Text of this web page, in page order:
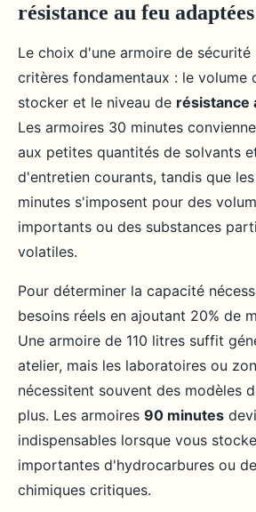
résistance au feu
Le choix d'une armoire de sécurité
critères fondamentaux : le volume
stocker et le niveau de résistance
Les armoires 30 minutes
aux petites quantités de solvants
d'entretien courants, tandis que
minutes s'imposent pour des
importants ou des substances
volatiles.
Pour déterminer la capacité
besoins réels en ajoutant 20% de
Une armoire de 110 litres suffit
atelier, mais les laboratoires ou
nécessitent souvent des modèles
plus. Les armoires 90 minutes
indispensables lorsque vous
importantes d'hydrocarbures ou
chimiques critiques.